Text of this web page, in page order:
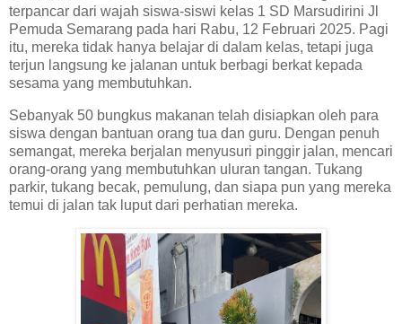
terpancar dari wajah siswa-siswi kelas 1 SD Marsudirini Jl
Pemuda Semarang pada hari Rabu, 12 Februari 2025. Pagi
itu, mereka tidak hanya belajar di dalam kelas, tetapi juga
terjun langsung ke jalanan untuk berbagi berkat kepada
sesama yang membutuhkan.
Sebanyak 50 bungkus makanan telah disiapkan oleh para
siswa dengan bantuan orang tua dan guru. Dengan penuh
semangat, mereka berjalan menyusuri pinggir jalan, mencari
orang-orang yang membutuhkan uluran tangan. Tukang
parkir, tukang becak, pemulung, dan siapa pun yang mereka
temui di jalan tak luput dari perhatian mereka.